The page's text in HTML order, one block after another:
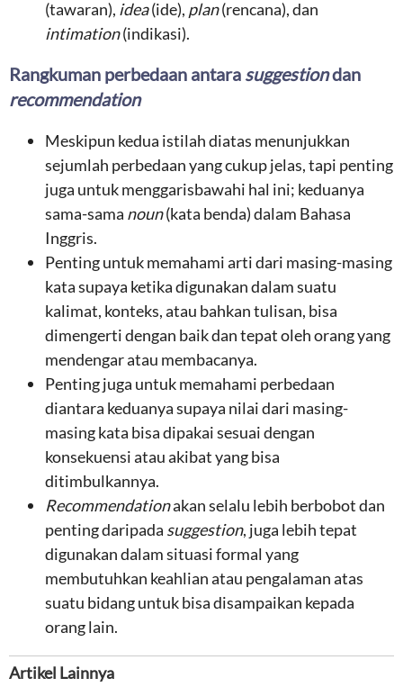
(tawaran), idea(ide), plan(rencana), dan
intimation(indikasi).
Rangkuman perbedaan antara suggestiondan
recommendation
Meskipun kedua istilah diatas menunjukkan
sejumlah perbedaan yang cukup jelas, tapi penting
juga untuk menggarisbawahi hal ini; keduanya
sama-sama noun(kata benda) dalam Bahasa
Inggris.
Penting untuk memahami arti dari masing-masing
kata supaya ketika digunakan dalam suatu
kalimat, konteks, atau bahkan tulisan, bisa
dimengerti dengan baik dan tepat oleh orang yang
mendengar atau membacanya.
Penting juga untuk memahami perbedaan
diantara keduanya supaya nilai dari masing-
masing kata bisa dipakai sesuai dengan
konsekuensi atau akibat yang bisa
ditimbulkannya.
Recommendationakan selalu lebih berbobot dan
penting daripada suggestion, juga lebih tepat
digunakan dalam situasi formal yang
membutuhkan keahlian atau pengalaman atas
suatu bidang untuk bisa disampaikan kepada
orang lain.
Artikel Lainnya